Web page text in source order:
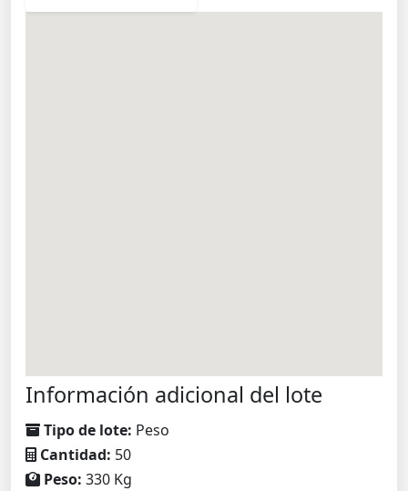
Información adicional del lote
Tipo de lote: Peso
Cantidad: 50
Peso: 330 Kg